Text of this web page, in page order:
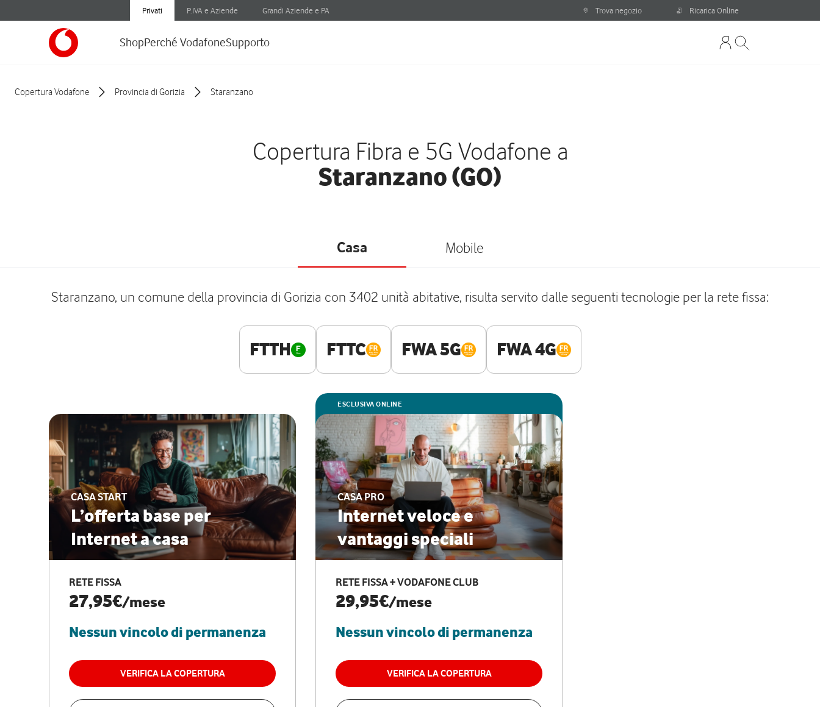
Privati P.IVA e Aziende Grandi Aziende e PA Trova negozio Ricarica Online
ShopPerché VodafoneSupporto
Copertura Vodafone Provincia di Gorizia Staranzano
Copertura Fibra e 5G Vodafone a
Staranzano (GO)
Casa Mobile
Staranzano, un comune della provincia di Gorizia con 3402 unità abitative, risulta servito dalle seguenti tecnologie per la rete fissa:
FTTH FTTC FWA 5G FWA 4G
CASA START
L’offerta base per
Internet a casa
RETE FISSA
27,95€/mese
Nessun vincolo di permanenza
VERIFICA LA COPERTURA
ESCLUSIVA ONLINE
CASA PRO
Internet veloce e
vantaggi speciali
RETE FISSA + VODAFONE CLUB
29,95€/mese
Nessun vincolo di permanenza
VERIFICA LA COPERTURA